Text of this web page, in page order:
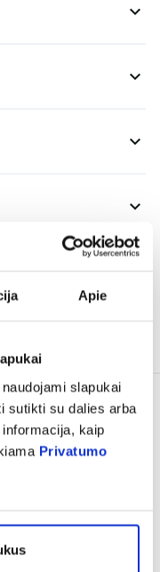
Apie
slapukai
sutikti su dalies arba
kaip
Privatumo
expand_more
expand_more
expand_more
expand_more